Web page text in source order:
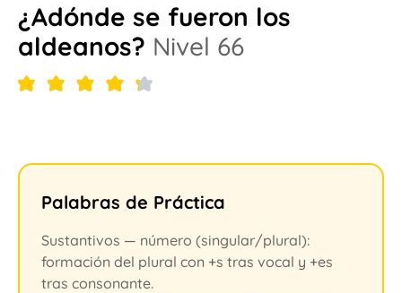
¿Adónde se fueron los
aldeanos? Nivel 66
Palabras de Práctica
Sustantivos — número (singular/plural):
formación del plural con +s tras vocal y +es
tras consonante.